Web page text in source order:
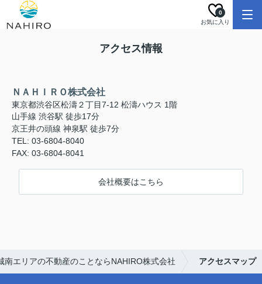
お気に入り
0
アクセス情報
ＮＡＨＩＲＯ株式会社
東京都渋谷区松濤２丁目7-12 松濤ハウス 1階
山手線 渋谷駅 徒歩17分
京王井の頭線 神泉駅 徒歩7分
TEL: 03-6804-8040
FAX: 03-6804-8041
会社概要はこちら
南エリアの不動産のことならNAHIRO株式会社 アクセスマップ